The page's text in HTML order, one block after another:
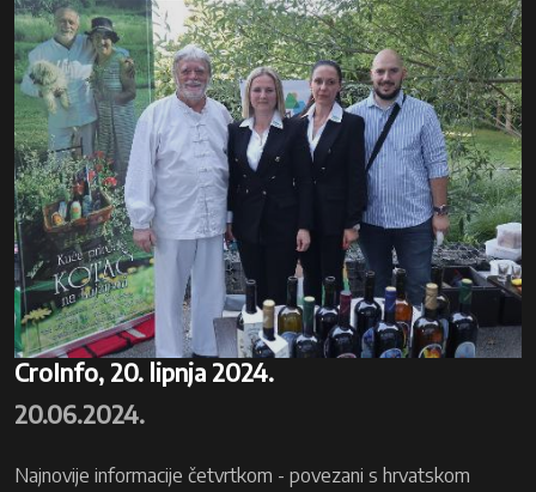
CroInfo, 20. lipnja 2024.
20.06.2024.
Najnovije informacije četvrtkom - povezani s hrvatskom